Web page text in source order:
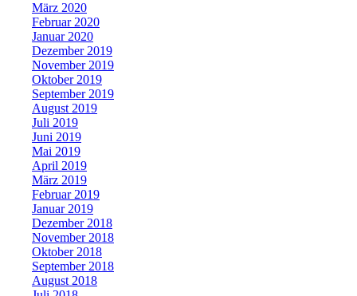
März 2020
Februar 2020
Januar 2020
Dezember 2019
November 2019
Oktober 2019
September 2019
August 2019
Juli 2019
Juni 2019
Mai 2019
April 2019
März 2019
Februar 2019
Januar 2019
Dezember 2018
November 2018
Oktober 2018
September 2018
August 2018